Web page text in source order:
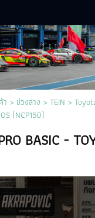
า > ช่วงล่าง >TEIN >
(NCP150)
BASIC -